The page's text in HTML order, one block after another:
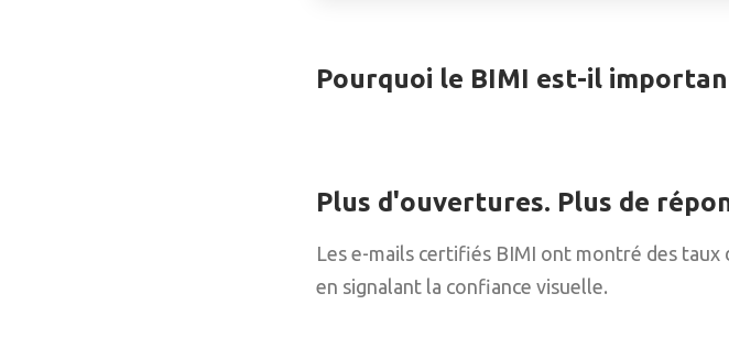
Pourquoi le BIMI est-il
Plus d'ouvertures. Plus de
Les e-mails certifiés BIMI ont montré des
en signalant la confiance visuelle.